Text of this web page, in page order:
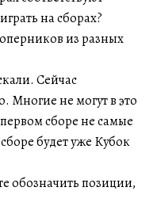
на сборах?
из разных
Сейчас
Многие не могут в это
сборе не самые
будет уже Кубок
обозначить позиции,